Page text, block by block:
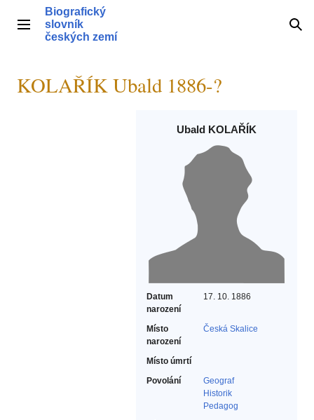
obsahHlavní menu
Biografický
slovník
českých zemí
KOLAŘÍK Ubald 1886-?
Ubald KOLAŘÍK
Datum
narození
17. 10. 1886
Místo
narození
Česká Skalice
Místo úmrtí
Povolání
Geograf‎
Historik‎
Pedagog‎